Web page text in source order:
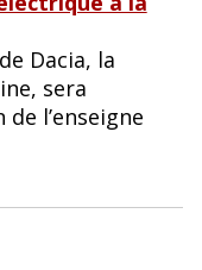
Dacia, la
sera
l’enseigne